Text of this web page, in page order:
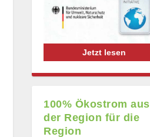
Jetzt lesen
100% Ökostrom aus
der Region für die
Region